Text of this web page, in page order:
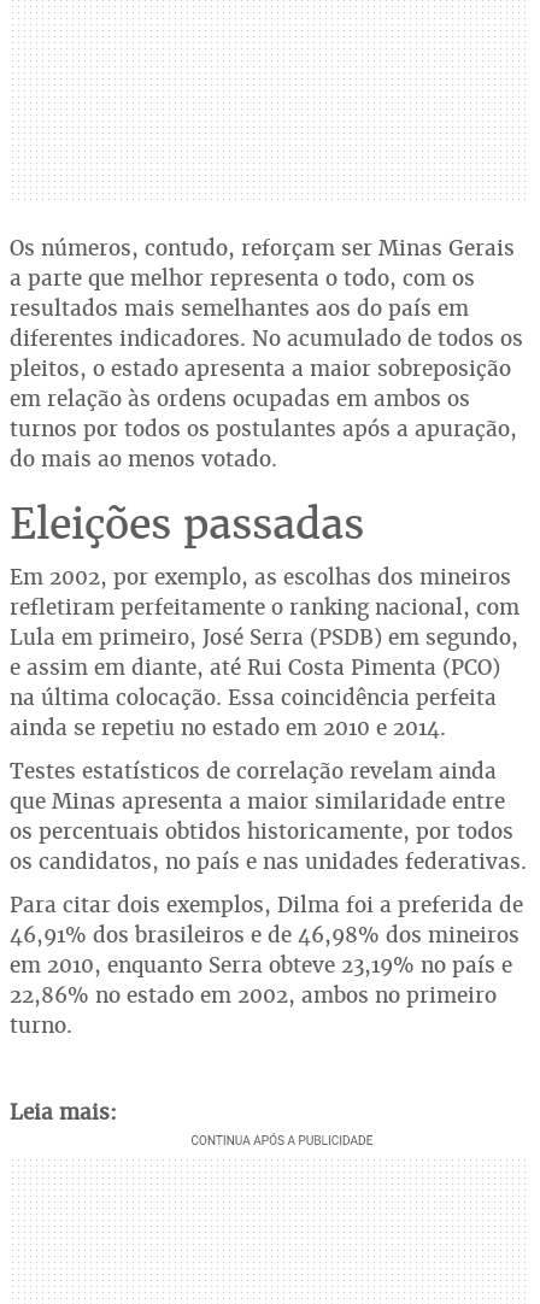
Os números, contudo, reforçam ser Minas Gerais
a parte que melhor representa o todo, com os
resultados mais semelhantes aos do país em
diferentes indicadores. No acumulado de todos os
pleitos, o estado apresenta a maior sobreposição
em relação às ordens ocupadas em ambos os
turnos por todos os postulantes após a apuração,
do mais ao menos votado.
Eleições passadas
Em 2002, por exemplo, as escolhas dos mineiros
refletiram perfeitamente o ranking nacional, com
Lula em primeiro, José Serra (PSDB) em segundo,
e assim em diante, até Rui Costa Pimenta (PCO)
na última colocação. Essa coincidência perfeita
ainda se repetiu no estado em 2010 e 2014.
Testes estatísticos de correlação revelam ainda
que Minas apresenta a maior similaridade entre
os percentuais obtidos historicamente, por todos
os candidatos, no país e nas unidades federativas.
Para citar dois exemplos, Dilma foi a preferida de
46,91% dos brasileiros e de 46,98% dos mineiros
em 2010, enquanto Serra obteve 23,19% no país e
22,86% no estado em 2002, ambos no primeiro
turno.
Leia mais: